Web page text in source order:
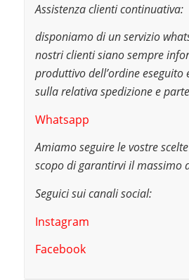
Assistenza clienti continuativa:
disponiamo di un servizio
nostri clienti siano sempre
produttivo dell’ordine eseguito
sulla relativa spedizione e
Whatsapp
Amiamo seguire le vostre
scopo di garantirvi il massimo
Seguici sui canali social:
Instagram
Facebook